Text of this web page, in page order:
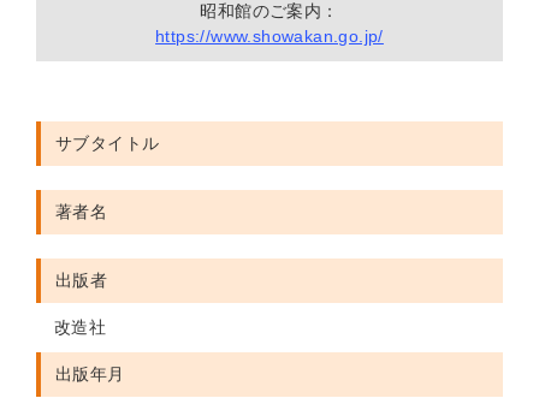
昭和館のご案内：
https://www.showakan.go.jp/
サブタイトル
著者名
出版者
改造社
出版年月